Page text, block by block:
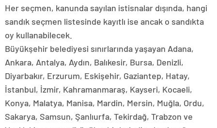
Her seçmen, kanunda sayılan istisnalar dışında, hangi
sandık seçmen listesinde kayıtlı ise ancak o sandıkta
oy kullanabilecek.
Büyükşehir belediyesi sınırlarında yaşayan Adana,
Ankara, Antalya, Aydın, Balıkesir, Bursa, Denizli,
Diyarbakır, Erzurum, Eskişehir, Gaziantep, Hatay,
İstanbul, İzmir, Kahramanmaraş, Kayseri, Kocaeli,
Konya, Malatya, Manisa, Mardin, Mersin, Muğla, Ordu,
Sakarya, Samsun, Şanlıurfa, Tekirdağ, Trabzon ve